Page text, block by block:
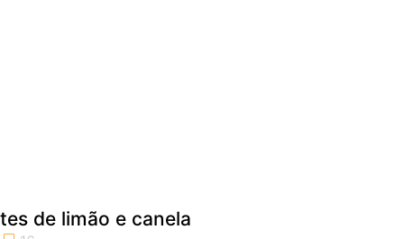
de limão e canela